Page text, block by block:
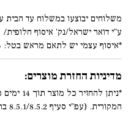
משלוחים יבוצעו במשלוח עד הבית עם
ע"י דואר ישראל/נק' איסוף חלופית/
*איסוף עצמי יש לתאם מראש בטל: 077-3630366
מדיניות החזרת מוצרים:
*ניתן
המקורית. (עפ"י סעיף 8.5.1/8.5.2 בתקנון)